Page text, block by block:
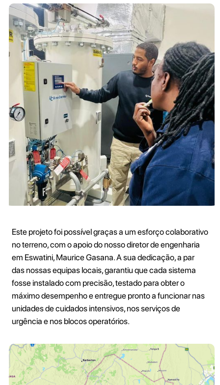
Este projeto foi possível graças a um esforço colaborativo
no terreno, com o apoio do nosso diretor de engenharia
em Eswatini, Maurice Gasana. A sua dedicação, a par
das nossas equipas locais, garantiu que cada sistema
fosse instalado com precisão, testado para obter o
máximo desempenho e entregue pronto a funcionar nas
unidades de cuidados intensivos, nos serviços de
urgência e nos blocos operatórios.